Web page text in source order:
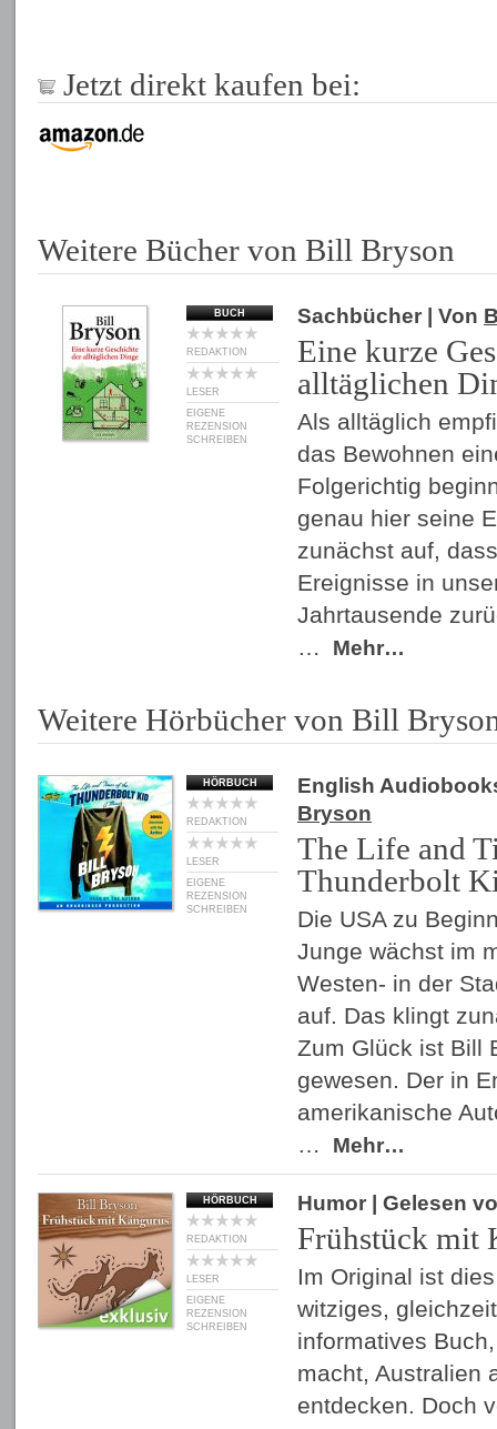
Jetzt direkt kaufen bei:
Weitere Bücher von Bill Bryson
BUCH
REDAKTION
LESER
EIGENE
REZENSION
SCHREIBEN
Sachbücher | Von
Eine kurze
alltäglichen
Als alltäglich
das Bewohnen
Folgerichtig
genau hier seine
zunächst auf,
Ereignisse in
Jahrtausende
…
Mehr…
Weitere Hörbücher von Bill
HÖRBUCH
REDAKTION
LESER
EIGENE
REZENSION
SCHREIBEN
English
Bryson
The Life and
Thunderbolt
Die USA zu
Junge wächst im
Westen- in der
auf. Das klingt
Zum Glück ist Bill
gewesen. Der in
amerikanische
…
Mehr…
HÖRBUCH
REDAKTION
LESER
EIGENE
REZENSION
SCHREIBEN
Humor | Gelesen
Frühstück mit
Im Original ist
witziges,
informatives
macht, Australien
entdecken. Doch